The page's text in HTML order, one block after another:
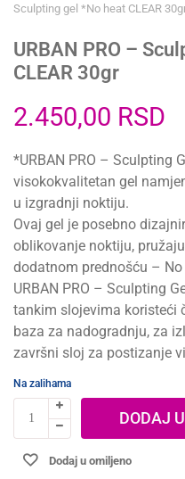
Sculpting gel *No heat CLEAR
URBAN PRO –
CLEAR 30gr
2.450,00 RSD
*URBAN PRO – Sculpting
visokokvalitetan gel
u izgradnji noktiju.
Ovaj gel je posebno
oblikovanje noktiju,
dodatnom prednošću –
URBAN PRO – Sculpting
tankim slojevima koristeći
baza za nadogradnju, za
završni sloj za postizanje
Na zalihama
DODAJ
Dodaj u omiljeno